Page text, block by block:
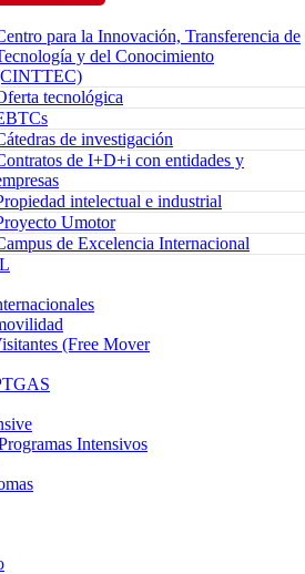
para la Innovación, Transferencia de
y del Conocimiento
tecnológica
de investigación
de I+D+i con entidades y
intelectual e industrial
Umotor
de Excelencia Internacional
(Free Mover
Intensivos